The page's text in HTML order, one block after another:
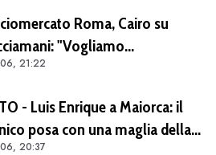
Roma, Cairo su
"Vogliamo
tenerlo"
21:22
- Luis Enrique a Maiorca: il
posa con una maglia della
20:37